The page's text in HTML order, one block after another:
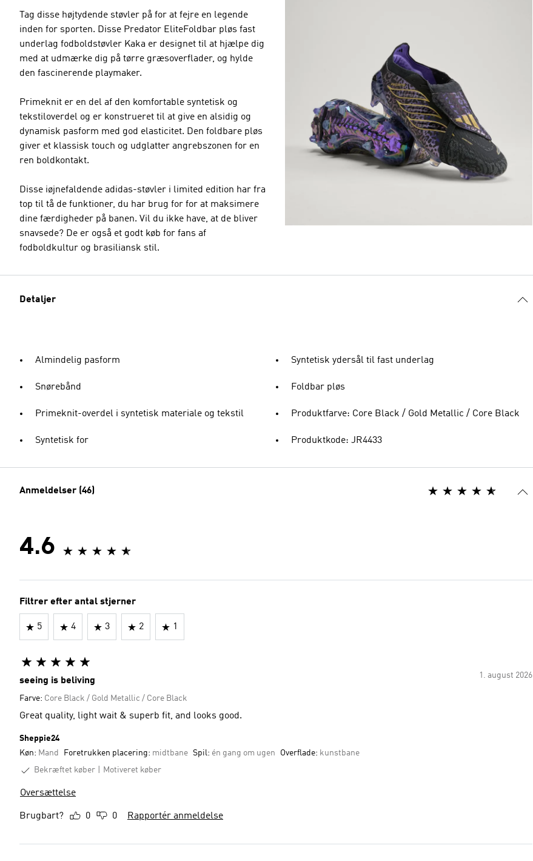
Tag disse højtydende støvler på for at fejre en legende
inden for sporten. Disse Predator EliteFoldbar pløs fast
underlag fodboldstøvler Kaka er designet til at hjælpe dig
med at udmærke dig på tørre græsoverflader, og hylde
den fascinerende playmaker.
Primeknit er en del af den komfortable syntetisk og
tekstiloverdel og er konstrueret til at give en alsidig og
dynamisk pasform med god elasticitet. Den foldbare pløs
giver et klassisk touch og udglatter angrebszonen for en
ren boldkontakt.
Disse iøjnefaldende adidas-støvler i limited edition har fra
top til tå de funktioner, du har brug for for at maksimere
dine færdigheder på banen. Vil du ikke have, at de bliver
snavsede? De er også et godt køb for fans af
fodboldkultur og brasiliansk stil.
Detaljer
Almindelig pasform
Snørebånd
Primeknit-overdel i syntetisk materiale og tekstil
Syntetisk for
Syntetisk ydersål til fast underlag
Foldbar pløs
Produktfarve: Core Black / Gold Metallic / Core Black
Produktkode: JR4433
Anmeldelser (46)
4.6
Filtrer efter antal stjerner
5 4 3 2 1
1. august 2026
seeing is beliving
Farve: Core Black / Gold Metallic / Core Black
Great quality, light wait & superb fit, and looks good.
Sheppie24
Køn: Mand Foretrukken placering: midtbane Spil: én gang om ugen Overflade: kunstbane
Bekræftet køber
Motiveret køber
Oversættelse
Brugbart? 0 0 Rapportér anmeldelse